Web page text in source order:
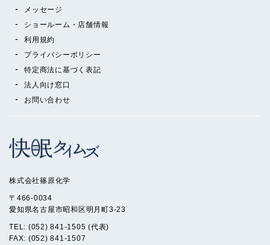
株式会社篠原化学
〒466-0034
愛知県名古屋市昭和区明月町3-23
TEL: (052) 841-1505 (代表)
FAX: (052) 841-1507
メッセージ
ショールーム・店舗情報
利用規約
プライバシーポリシー
特定商法に基づく表記
法人向け窓口
お問い合わせ